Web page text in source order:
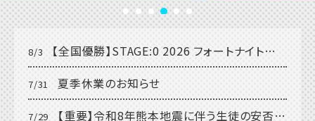
8/3 【全国優勝】STAGE:0 2026 フォートナイト部門でヒューマンキャンパスのぞみ高等学校が高校日本一に！全国高校対抗eスポーツ大会に初出場・初優勝
7/31 夏季休業のお知らせ
7/29 【重要】令和8年熊本地震に伴う生徒の安否確認および休校のお知らせ